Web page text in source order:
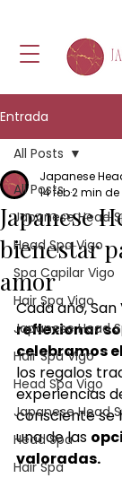
Entrada
All Posts
Japanese Head
Head Spa Vigo
Spa Capilar Vigo
Hair Spa Vigo
Japanese Head
Hair Spa Vigo
Head Spa Vigo
Japanese Head
Head Spa
Hair Spa
All Posts
Japanese
bienestar
amor
Japanese
14 feb2 min
Cada año,
reflexionar
celebramos
los regalos
experiencias
consciente se
una de las
valoradas.